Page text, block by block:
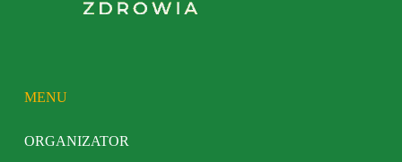
MENU
ORGANIZATOR